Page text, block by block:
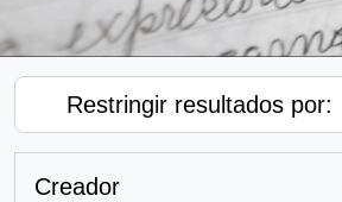
Restringir resultados por:
Creador